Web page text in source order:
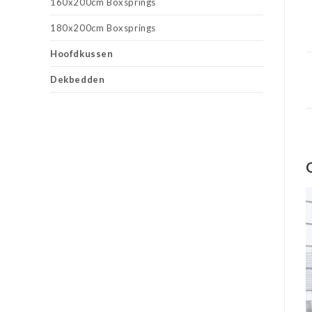
180x200cm Boxsprings
Hoofdkussen
Dekbedden